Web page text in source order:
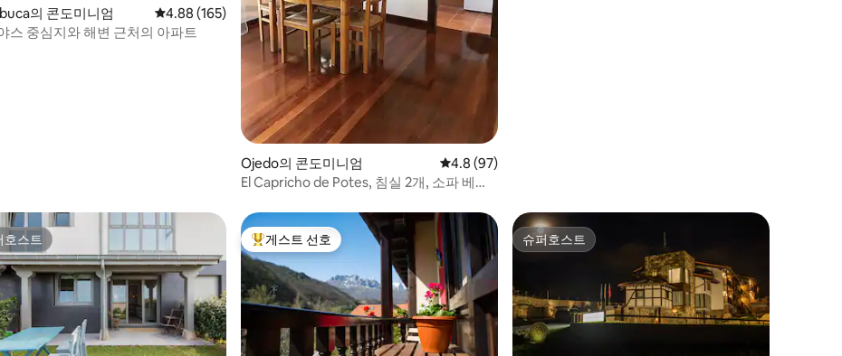
후기 240개
의 콘도미니엄 평점 4.88점(5점 만점), 후기 165개
4.88 (165)
스 중심지와 해변 근처의 아파트
Ojedo의 콘도미니엄 평점 4.8점(5점 만점), 후기 97개
4.8 (97)
El Capricho de Potes, 침실 2개, 소파 베드,
호스트
호스트 상위 게스트 선호
게스트 선호 슈퍼호스트
슈퍼호스트